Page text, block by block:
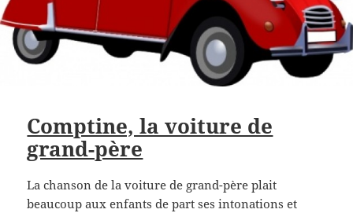
Comptine, la voiture de
grand-père
La chanson de la voiture de grand-père plait
beaucoup aux enfants de part ses intonations et